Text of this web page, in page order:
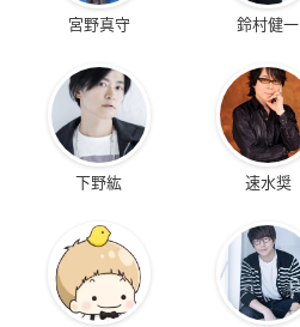
宮野真守 鈴村健一
下野紘 速水奨